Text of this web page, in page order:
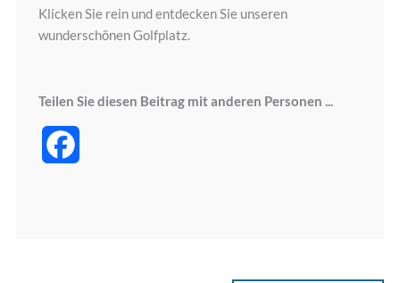
Klicken Sie rein und entdecken Sie unseren
wunderschönen Golfplatz.
Teilen Sie diesen Beitrag mit anderen Personen ...